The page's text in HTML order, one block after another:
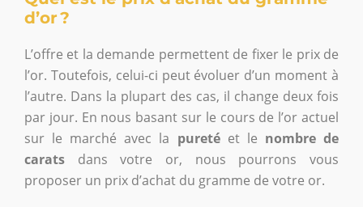
d’or ?
L’offre et la demande permettent de fixer le prix de
l’or. Toutefois, celui-ci peut évoluer d’un moment à
l’autre. Dans la plupart des cas, il change deux fois
par jour. En nous basant sur le cours de l’or actuel
sur le marché avec la puretéet le nombre de
carats dans votre or, nous pourrons vous
proposer un prix d’achat du gramme de votre or.